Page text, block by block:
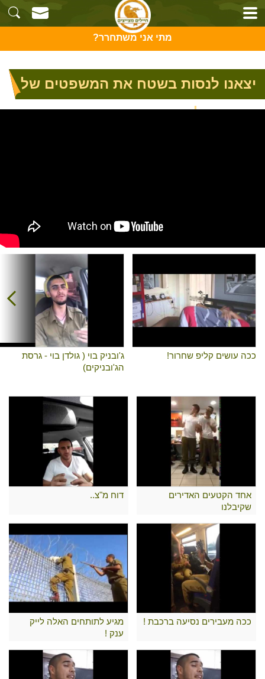
מתי אני משתחרר?
יצאנו לנסות בשטח את המשפטים של
רפי קזאילה
ככה עושים קליפ שחרור!
ג'ובניק בוי ( גולדן בוי - גרסת
הג'ובניקים)
אחד הקטעים האדירים
שקיבלנו
דוח מ"צ..
ככה מעבירים נסיעה ברכבת !
מגיע לתותחים האלה לייק
ענק !